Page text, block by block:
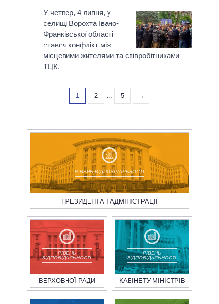
У четвер, 4 липня, у
селищі Ворохта Івано-
Франківської області
стався конфлікт між
місцевими жителями та співробітниками
ТЦК.
1 2 ... 5 →
РІВЕНЬ ВІДПОВІДАЛЬНОСТІ
ПРЕЗИДЕНТА І АДМІНІСТРАЦІЇ
РІВЕНЬ
ВІДПОВІДАЛЬНОСТІ
ВЕРХОВНОЇ РАДИ
РІВЕНЬ
ВІДПОВІДАЛЬНОСТІ
КАБІНЕТУ МІНІСТРІВ